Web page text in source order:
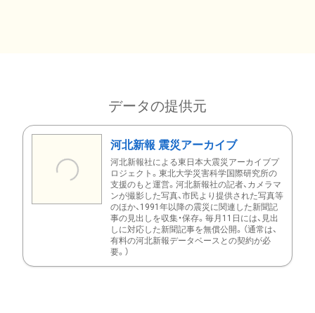
データの提供元
河北新報 震災アーカイブ
河北新報社による東日本大震災アーカイブプ
ロジェクト。東北大学災害科学国際研究所の
支援のもと運営。河北新報社の記者、カメラマ
ンが撮影した写真、市民より提供された写真等
のほか、1991年以降の震災に関連した新聞記
事の見出しを収集・保存。毎月11日には、見出
しに対応した新聞記事を無償公開。（通常は、
有料の河北新報データベースとの契約が必
要。）